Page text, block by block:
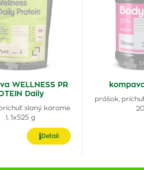
WELLNESS PR
Daily
slaný karame
l, 1x525 g
Detail
prášok,